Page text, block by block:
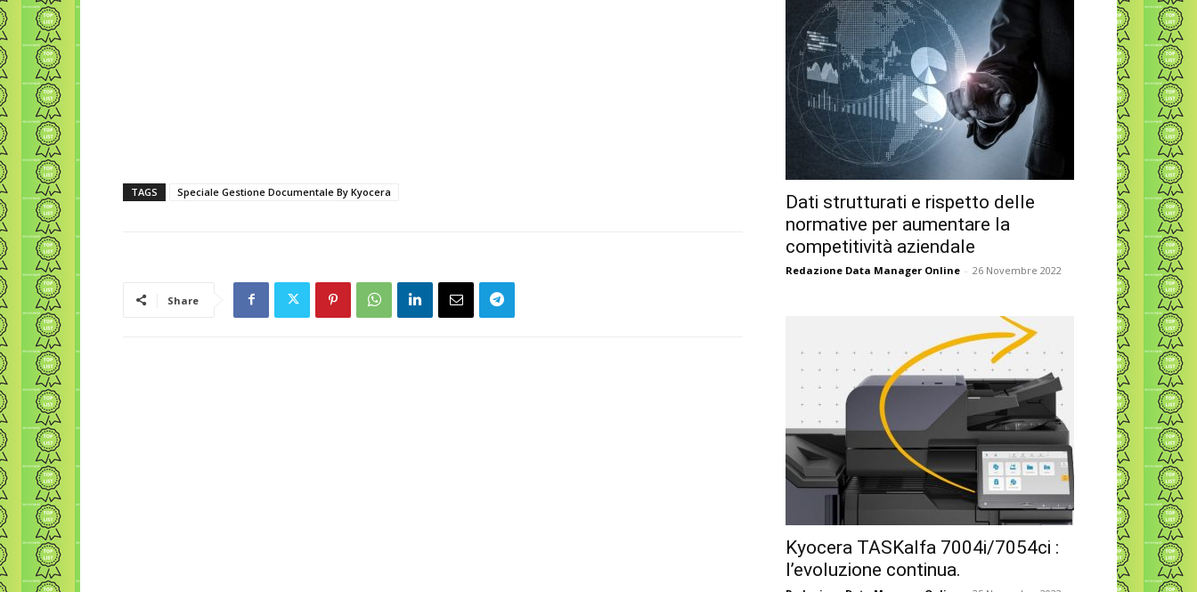
TAGS Speciale Gestione Documentale By Kyocera
Share
Dati strutturati e rispetto delle
normative per aumentare la
competitività aziendale
Redazione Data Manager Online - 26 Novembre 2022
Kyocera TASKalfa 7004i/7054ci :
l’evoluzione continua.